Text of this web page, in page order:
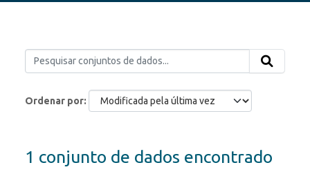
Ordenar por
1 conjunto de dados encontrado